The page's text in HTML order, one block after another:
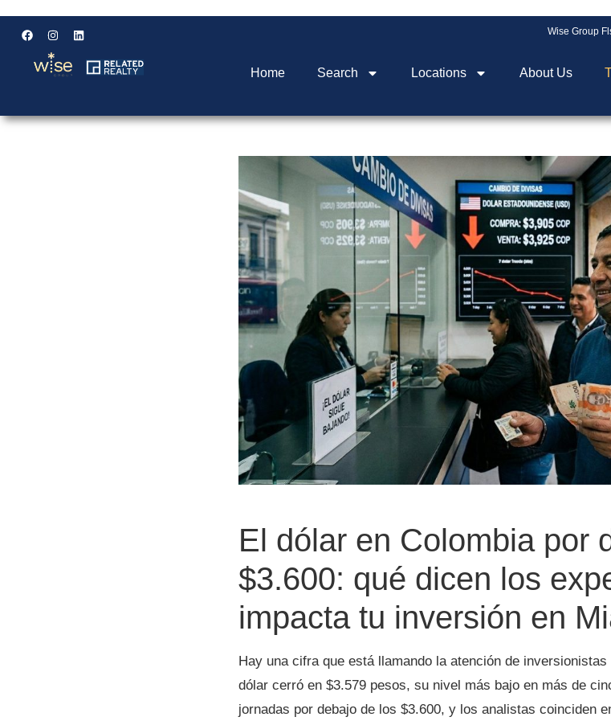
Wise Group Fl
Home Search Locations About Us
El dólar en Colombia por
$3.600: qué dicen los
impacta tu inversión en
Hay una cifra que está llamando la atención de
dólar cerró en $3.579 pesos, su nivel más bajo en más de
jornadas por debajo de los $3.600, y los analistas coinciden